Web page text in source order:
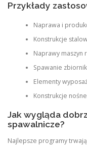
Przykłady
Naprawa i
Konstrukcje
Naprawy maszyn
Spawanie
Elementy
Konstrukcje
Jak wygląda
spawalnicze?
Najlepsze programy